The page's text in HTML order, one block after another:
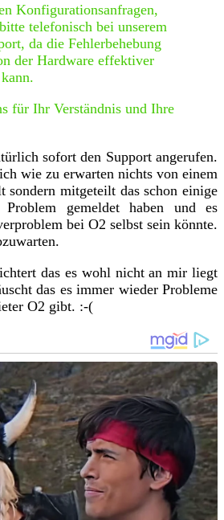
Konfigurationsanfragen,
telefonisch bei unserem
da die Fehlerbehebung
der Hardware effektiver
für Ihr Verständnis und Ihre
sofort den Support angerufen.
wie zu erwarten nichts von einem
sondern mitgeteilt das schon einige
gemeldet haben und es
bei O2 selbst sein könnte.
das es wohl nicht an mir liegt
das es immer wieder Probleme
O2 gibt. :-(